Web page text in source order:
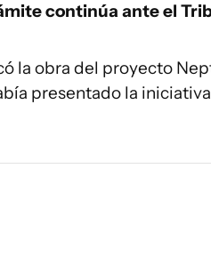
continúa ante el
la obra del proyecto
presentado la